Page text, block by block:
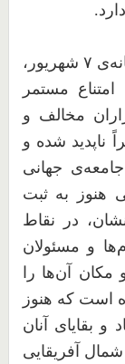
۷ شهریور،
مستمر
مخالف و
ناپدید شده و
جهانی
هنوز به ثبت
در
نقاط
و مسئولان
مکان آن‌ها را
است که هنوز
و بقایای
آنان
شمال آفریقایی